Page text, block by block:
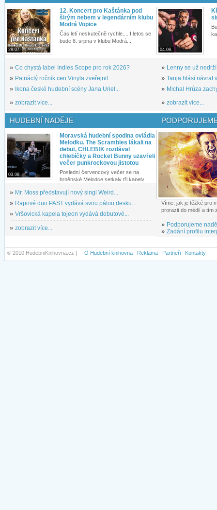
28.07.
12. Koncert pro Kaštánka pod
širým nebem v legendárním klubu
Modrá Vopice
Čas letí neskutečně rychle.... I letos se
bude 8. srpna v klubu Modrá...
» Co chystá label Indies Scope pro rok 2026?
» Patnáctý ročník cen Vinyla zveřejnil...
»
Ikona české hudební scény Jana Uriel...
» zobrazit více...
04.08.
» Lenny se už
» Tanja hlásí návrat
» Michal Hrůza
» zobrazit více...
HUDEBNÍ NADĚJE
03.08.
Moravská hudební spodina ovládla
Melodku. The Scrambles lákali na
debut, CHLEB!K rozdával
chlebíčky a Rocket Bunny uzavřeli
večer punkrockovou jistotou
Poslední červencový večer se na
brněnské Melodce setkaly tři kapely...
» Mr. Moss představují nový singl Weird...
» Rapové duo PAST vydává svou pátou desku...
» Vršovická kapela tojeon vydává debutové...
» zobrazit více...
Víme, jak je těžké pro
prorazit do médií a tím
» Podporujeme
» Zadání profilu
© 2010 HudebniKnihovna.cz | O Hudební knihovna Reklama Partneři Kontakty